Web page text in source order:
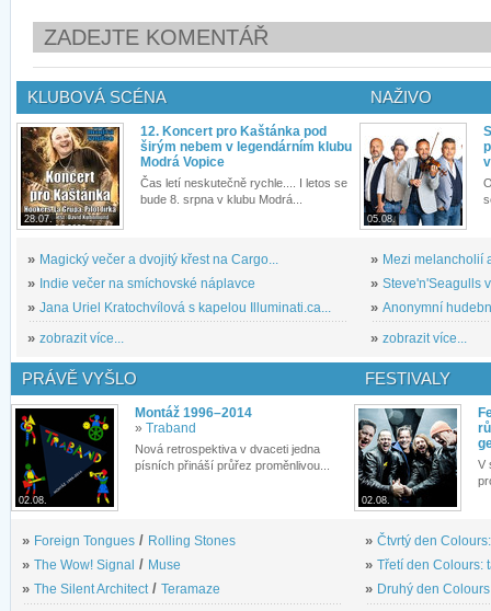
ZADEJTE KOMENTÁŘ
KLUBOVÁ SCÉNA
28.07.
12. Koncert pro Kaštánka pod
širým nebem v legendárním klubu
Modrá Vopice
Čas letí neskutečně rychle.... I letos se
bude 8. srpna v klubu Modrá...
» Magický večer a dvojitý křest na Cargo...
» Indie večer na smíchovské náplavce
» Jana Uriel Kratochvílová s kapelou Illuminati.ca...
» zobrazit více...
NAŽIVO
05.08.
» Mezi melancholií
» Steve'n'Seagulls
» Anonymní
» zobrazit více...
PRÁVĚ VYŠLO
02.08.
Montáž 1996–2014
» Traband
Nová retrospektiva v dvaceti jedna
písních přináší průřez proměnlivou...
» Foreign Tongues / Rolling Stones
» The Wow! Signal / Muse
» The Silent Architect/ Teramaze
FESTIVALY
02.08.
V
» Čtvrtý den
» Třetí den Colours:
» Druhý den